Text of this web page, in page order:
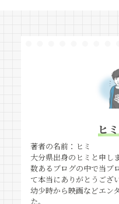
ヒ
著者の名前：ヒミ
大分県出身のヒミと申しま
数あるブログの中で当ブ
て本当にありがとうござい
幼少時から映画などエン
た。